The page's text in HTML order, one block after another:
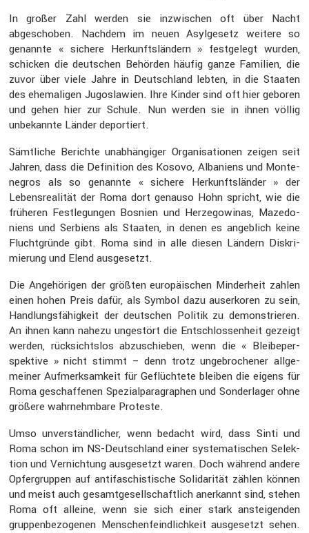
In großer Zahl werden sie inzwi­schen oft über Nacht
abgeschoben. Nachdem im neuen Asylge­setz weitere so
genannte « sichere Herkunfts­län­dern » festge­legt wurden,
schicken die deutschen Behörden häufig ganze Familien, die
zuvor über viele Jahre in Deutsch­land lebten, in die Staaten
des ehema­ligen Jugosla­wien. Ihre Kinder sind oft hier geboren
und gehen hier zur Schule. Nun werden sie in ihnen völlig
unbekannte Länder depor­tiert.
Sämtliche Berichte unabhän­giger Organi­sa­tionen zeigen seit
Jahren, dass die Defini­tion des Kosovo, Albaniens und Monte­
ne­gros als so genannte « sichere Herkunfts­länder » der
Lebens­rea­lität der Roma dort genauso Hohn spricht, wie die
früheren Festle­gungen Bosnien und Herze­go­winas, Mazedo­
niens und Serbiens als Staaten, in denen es angeb­lich keine
Flucht­gründe gibt. Roma sind in alle diesen Ländern Diskri­
mie­rung und Elend ausge­setzt.
Die Angehö­rigen der größten europäi­schen Minder­heit zahlen
einen hohen Preis dafür, als Symbol dazu auser­koren zu sein,
Handlungs­fä­hig­keit der deutschen Politik zu demons­trieren.
An ihnen kann nahezu ungestört die Entschlos­sen­heit gezeigt
werden, rücksichtslos abzuschieben, wenn die « Bleibe­per­
spek­tive » nicht stimmt – denn trotz ungebro­chener allge­
meiner Aufmerk­sam­keit für Geflüch­tete bleiben die eigens für
Roma geschaf­fenen Spezi­al­pa­ra­gra­phen und Sonder­lager ohne
größere wahrnehm­bare Proteste.
Umso unver­ständ­li­cher, wenn bedacht wird, dass Sinti und
Roma schon im NS-Deutsch­land einer syste­ma­ti­schen Selek­
tion und Vernich­tung ausge­setzt waren. Doch während andere
Opfer­gruppen auf antifa­schis­ti­sche Solida­rität zählen können
und meist auch gesamt­ge­sell­schaft­lich anerkannt sind, stehen
Roma oft alleine, wenn sie sich einer stark anstei­genden
gruppen­be­zo­genen Menschen­feind­lich­keit ausge­setzt sehen.